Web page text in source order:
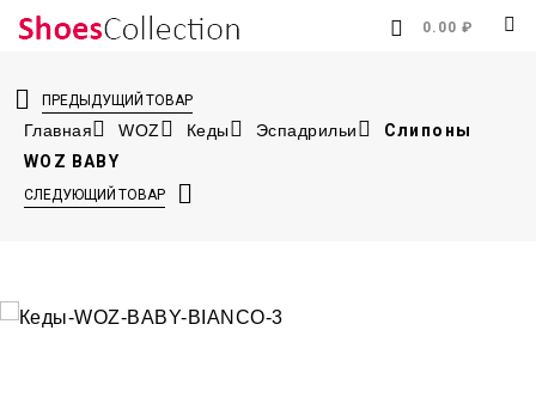
0.00 ₽
ПРЕДЫДУЩИЙ ТОВАР
Главная WOZ Кеды Эспадрильи
Слипоны
WOZ BABY
СЛЕДУЮЩИЙ ТОВАР